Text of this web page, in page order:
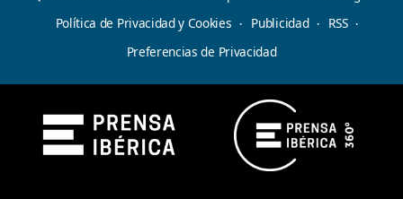
Política de Privacidad y Cookies
Publicidad
RSS
Preferencias de Privacidad